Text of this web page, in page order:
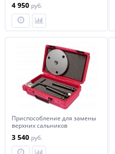
E34,36,38,39,46,52,53,85) JTC
4 950 руб.
Приспособление для замены
верхних сальников
(MERCEDES W220) JTC
3 540 руб.